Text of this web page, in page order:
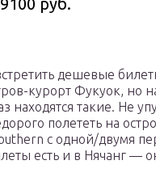
руб.
дешевые
курорт Фукуок, но
находятся такие. Не
полететь на
с одной/двумя
есть и в Нячанг —